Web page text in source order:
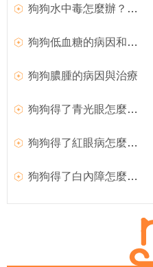
狗狗水中毒怎麼辦？如何治療？
狗狗低血糖的病因和臨床症狀
狗狗膿腫的病因與治療
狗狗得了青光眼怎麼辦？
狗狗得了紅眼病怎麼治療？
狗狗得了白內障怎麼辦？如何治療？